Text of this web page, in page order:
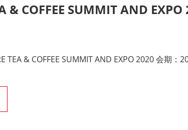
& COFFEE SUMMIT AND EXPO
TEA & COFFEE SUMMIT AND EXPO 2020 会期：